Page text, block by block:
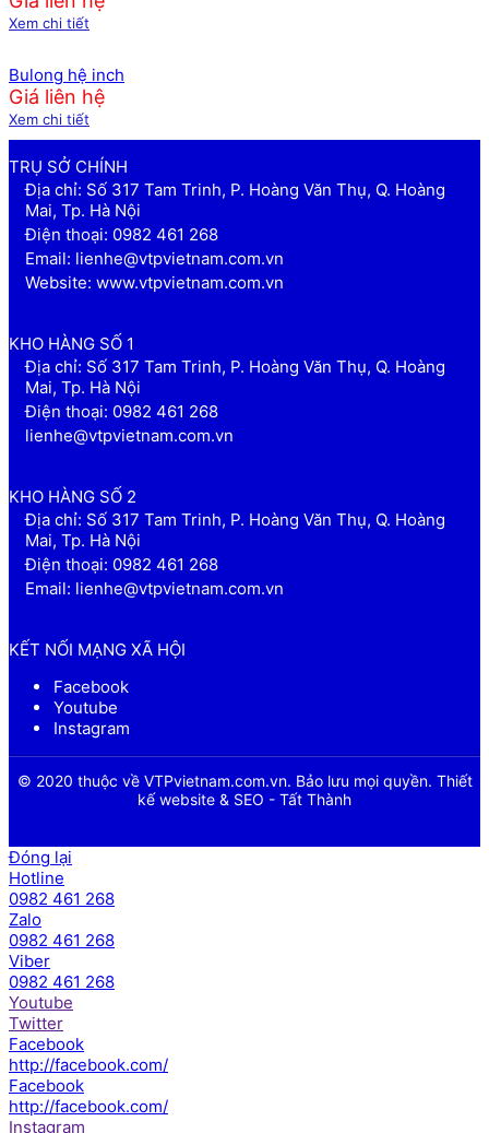
Xem chi tiết
Bulong hệ inch
Giá liên hệ
Xem chi tiết
TRỤ SỞ CHÍNH
Địa chỉ: Số 317 Tam Trinh, P. Hoàng Văn Thụ, Q. Hoàng
Mai, Tp. Hà Nội
Điện thoại: 0982 461 268
Email: lienhe@vtpvietnam.com.vn
Website: www.vtpvietnam.com.vn
KHO HÀNG SỐ 1
Địa chỉ: Số 317 Tam Trinh, P. Hoàng Văn Thụ, Q. Hoàng
Mai, Tp. Hà Nội
Điện thoại: 0982 461 268
lienhe@vtpvietnam.com.vn
KHO HÀNG SỐ 2
Địa chỉ: Số 317 Tam Trinh, P. Hoàng Văn Thụ, Q. Hoàng
Mai, Tp. Hà Nội
Điện thoại: 0982 461 268
Email: lienhe@vtpvietnam.com.vn
KẾT NỐI MẠNG XÃ HỘI
Facebook
Youtube
Instagram
© 2020 thuộc về VTPvietnam.com.vn. Bảo lưu mọi quyền. Thiết
kế website & SEO - Tất Thành
Đóng lại
Hotline
0982 461 268
Zalo
0982 461 268
Viber
0982 461 268
Youtube
Twitter
Facebook
http://facebook.com/
Facebook
http://facebook.com/
Instagram